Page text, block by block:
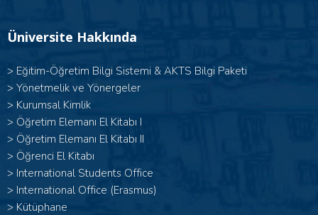
Üniversite Hakkında
> Eğitim-Öğretim Bilgi Sistemi & AKTS Bilgi Paketi
> Yönetmelik ve Yönergeler
> Kurumsal Kimlik
> Öğretim Elemanı El Kitabı I
> Öğretim Elemanı El Kitabı II
> Öğrenci El Kitabı
> International Students Office
> International Office (Erasmus)
> Kütüphane